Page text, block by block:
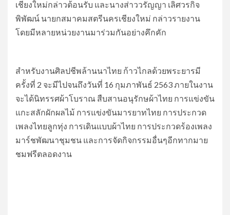
เชียงใหม่กล่าวต้อนรับ และนางส่าววรัญญา เลิศวรกิจ
พิพัฒน์ นายกสมาคมสตรีนครเชียงใหม่ กล่าวรายงาน
โดยมีหลายหน่วยงานมาร่วมกันอย่างคึกคัก
สำหรับงานศิลปชีพล้านนาไทย ก้าวไกลด้วยพระยารมี
ครั้งที่ 2 จะมีไปจนถึงวันที่ 16 กุมภาพันธ์ 2563 ภายในงาน
จะได้นิทรรศผ้าโบราณ สืบสานอนุรักษผ้าไทย การแข่งขัน
แกะสลักผักผลไม้ การแข่งขันมารยาทไทย การประกวด
เพลงไทยลูกทุ่ง การเดินแบบผ้าไทย การประกวดร้องเพลง
มาร์ชพัฒนาชุมชน และการจัดกิจกรรมอื่นๆอีกทากมาย
ชมฟรีตลอดงาน